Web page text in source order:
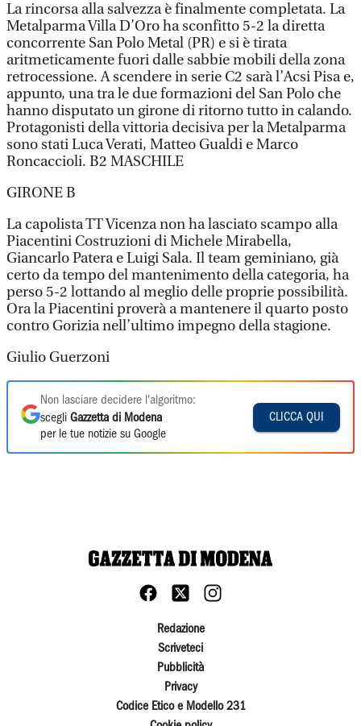
La rincorsa alla salvezza è finalmente completata. La
Metalparma Villa D’Oro ha sconfitto 5-2 la diretta
concorrente San Polo Metal (PR) e si è tirata
aritmeticamente fuori dalle sabbie mobili della zona
retrocessione. A scendere in serie C2 sarà l’Acsi Pisa e,
appunto, una tra le due formazioni del San Polo che
hanno disputato un girone di ritorno tutto in calando.
Protagonisti della vittoria decisiva per la Metalparma
sono stati Luca Verati, Matteo Gualdi e Marco
Roncaccioli. B2 MASCHILE
GIRONE B
La capolista TT Vicenza non ha lasciato scampo alla
Piacentini Costruzioni di Michele Mirabella,
Giancarlo Patera e Luigi Sala. Il team geminiano, già
certo da tempo del mantenimento della categoria, ha
perso 5-2 lottando al meglio delle proprie possibilità.
Ora la Piacentini proverà a mantenere il quarto posto
contro Gorizia nell’ultimo impegno della stagione.
Giulio Guerzoni
Non lasciare decidere l'algoritmo:
scegli Gazzetta di Modena
per le tue notizie su Google
CLICCA QUI
Redazione
Scriveteci
Pubblicità
Privacy
Codice Etico e Modello 231